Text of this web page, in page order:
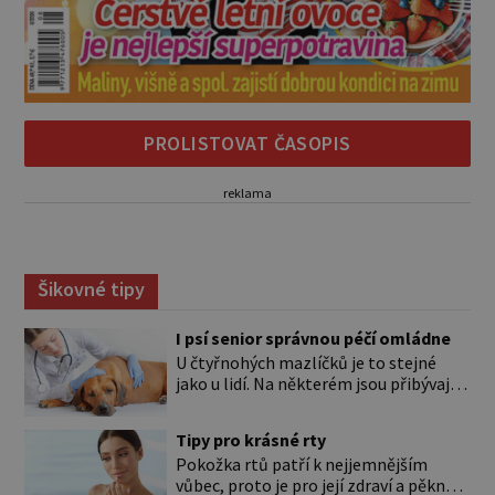
PROLISTOVAT ČASOPIS
reklama
Šikovné tipy
I psí senior správnou péčí omládne
U čtyřnohých mazlíčků je to stejné
jako u lidí. Na některém jsou přibývající
Přesto byste si měli staršího psa více
všímat, aby vám neunikly důležité
signály, že něco není v pořádku. Včasná
Tipy pro krásné rty
Pokožka rtů patří k nejjemnějším
vůbec, proto je pro její zdraví a pěkný